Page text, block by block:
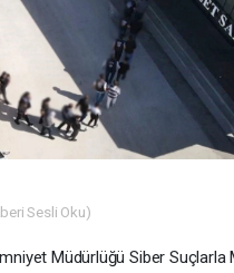
Sesli Oku)
Müdürlüğü Siber Suçlarla